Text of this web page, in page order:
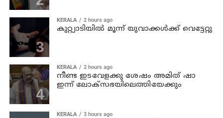
KERALA 2 hours ago
കുറ്റ്യാടിയില്‍ മൂന്ന് യുവാക്കള്‍ക്ക് വെട്ടേറ്റു
KERALA 2 hours ago
നീണ്ട ഇടവേളക്കു ശേഷം അമിത് ഷാ
ഇന്ന് ലോക്‌സഭയിലെത്തിയേക്കും
KERALA 3 hours ago